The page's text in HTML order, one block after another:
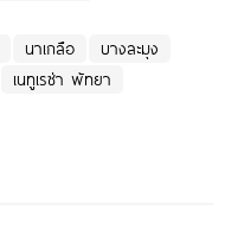
นาเกลือ
บางละมุง
เนทูเรซ่า พัทยา